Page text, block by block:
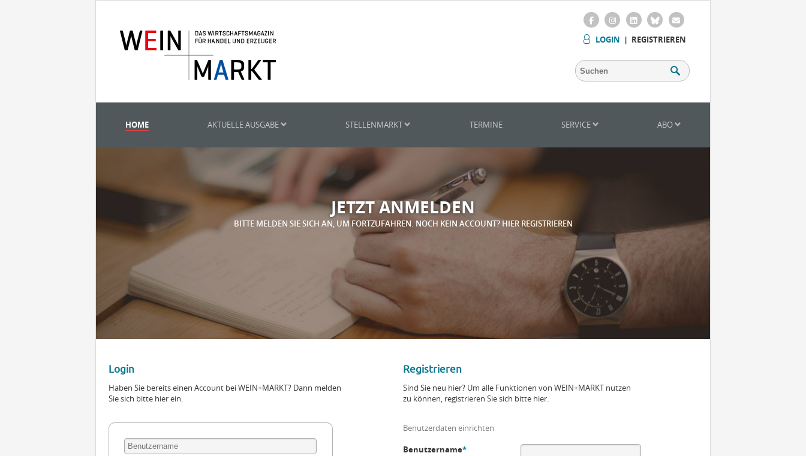
LOGIN | REGISTRIEREN
HOME AKTUELLE AUSGABE STELLENMARKT TERMINE SERVICE ABO
JETZT ANMELDEN
BITTE MELDEN SIE SICH AN, UM FORTZUFAHREN. NOCH KEIN ACCOUNT? HIER REGISTRIEREN
Login
Haben Sie bereits einen Account bei WEIN+MARKT? Dann melden
Sie sich bitte hier ein.
Registrieren
Sind Sie neu hier? Um alle Funktionen von WEIN+MARKT nutzen
zu können, registrieren Sie sich bitte hier.
Benutzerdaten einrichten
Benutzername*